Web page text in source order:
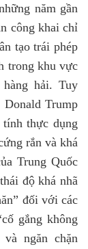
năm gần
công khai chỉ
tạo trái phép
trong khu vực
hải. Tuy
Trump
thực dụng
rắn và khá
Trung Quốc
độ khá nhã
đối với các
gắng không
ngăn chặn